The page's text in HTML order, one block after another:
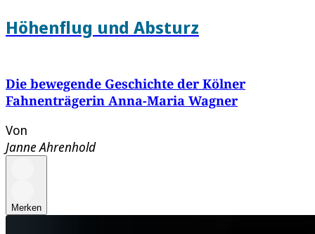
Höhenflug und Absturz
Die bewegende Geschichte der Kölner
Fahnenträgerin Anna-Maria Wagner
Von
Janne Ahrenhold
Merken